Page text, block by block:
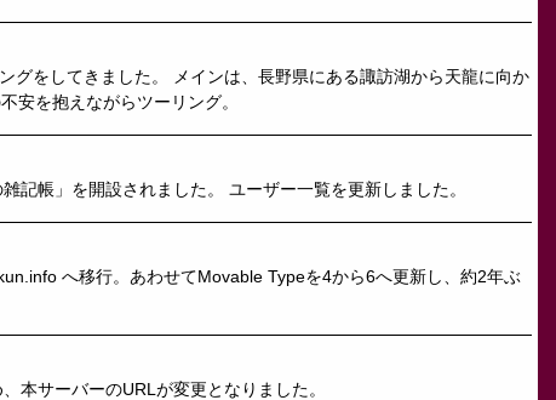
をしてきました。 メインは、長野県にある諏訪湖から天龍に向か
安を抱えながらツーリング。
記帳」を開設されました。 ユーザー一覧を更新しました。
へ移行。あわせてMovable Typeを4から6へ更新し、約2年ぶ
本サーバーのURLが変更となりました。